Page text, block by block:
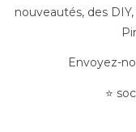
nouveautés, des
Envoyez-
⭐